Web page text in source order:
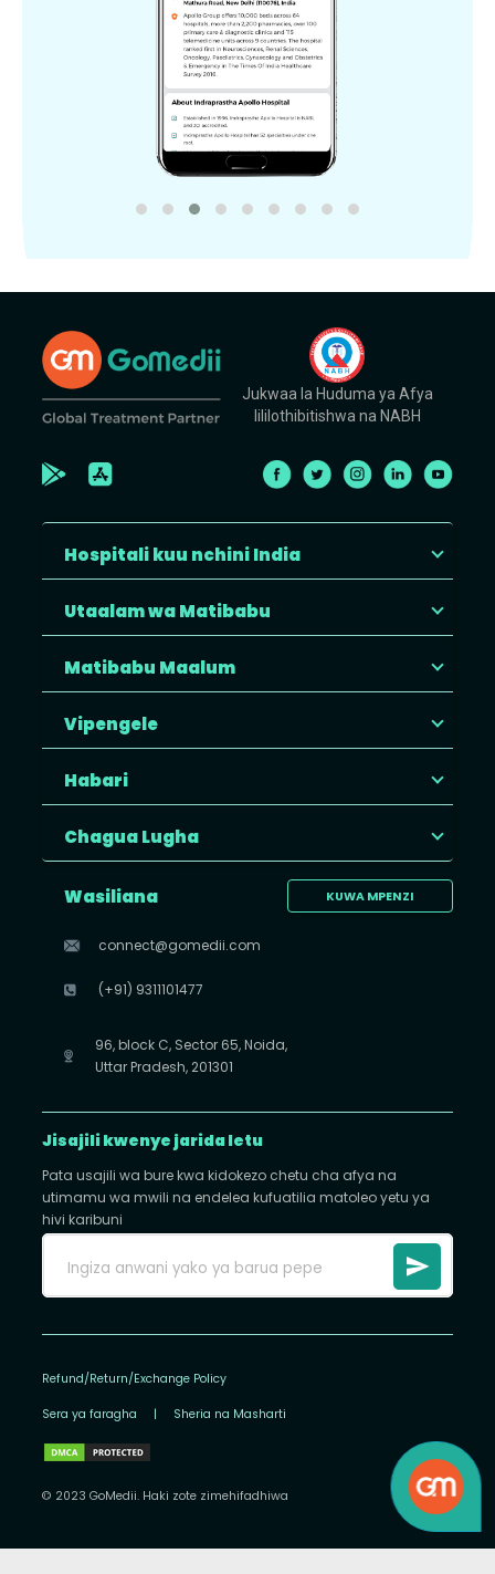
Jukwaa la Huduma ya Afya
lililothibitishwa na NABH
Hospitali kuu nchini India
Utaalam wa Matibabu
Matibabu Maalum
Vipengele
Habari
Chagua Lugha
KUWA MPENZI
Wasiliana
connect@gomedii.com
(+91) 9311101477
96, block C, Sector 65, Noida,
Uttar Pradesh, 201301
Jisajili kwenye jarida letu
Pata usajili wa bure kwa kidokezo chetu cha afya na
utimamu wa mwili na endelea kufuatilia matoleo yetu ya
hivi karibuni
Refund/Return/Exchange Policy
Sera ya faragha | Sheria na Masharti
© 2023 GoMedii. Haki zote zimehifadhiwa